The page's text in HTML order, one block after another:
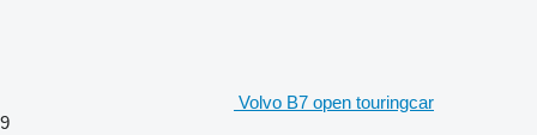
Volvo B7 open touringcar
9